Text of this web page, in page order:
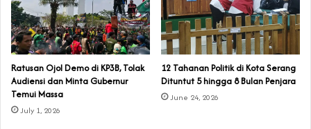
‎Ratusan Ojol Demo di KP3B, Tolak
Audiensi dan Minta Gubernur
Temui Massa
July 1, 2026
‎12 Tahanan Politik di Kota Serang
Dituntut 5 hingga 8 Bulan Penjara‎‎
June 24, 2026